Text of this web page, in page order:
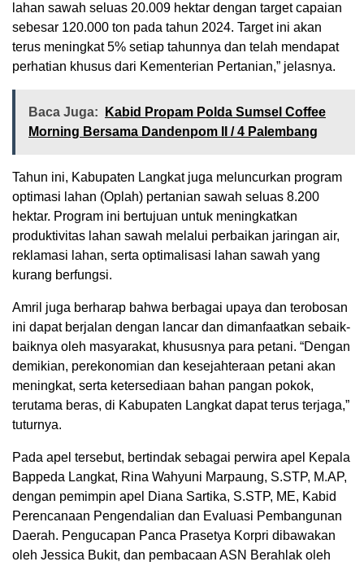
lahan sawah seluas 20.009 hektar dengan target capaian
sebesar 120.000 ton pada tahun 2024. Target ini akan
terus meningkat 5% setiap tahunnya dan telah mendapat
perhatian khusus dari Kementerian Pertanian,” jelasnya.
Baca Juga:
Kabid Propam Polda Sumsel Coffee
Morning Bersama Dandenpom II / 4 Palembang
Tahun ini, Kabupaten Langkat juga meluncurkan program
optimasi lahan (Oplah) pertanian sawah seluas 8.200
hektar. Program ini bertujuan untuk meningkatkan
produktivitas lahan sawah melalui perbaikan jaringan air,
reklamasi lahan, serta optimalisasi lahan sawah yang
kurang berfungsi.
Amril juga berharap bahwa berbagai upaya dan terobosan
ini dapat berjalan dengan lancar dan dimanfaatkan sebaik-
baiknya oleh masyarakat, khususnya para petani. “Dengan
demikian, perekonomian dan kesejahteraan petani akan
meningkat, serta ketersediaan bahan pangan pokok,
terutama beras, di Kabupaten Langkat dapat terus terjaga,”
tuturnya.
Pada apel tersebut, bertindak sebagai perwira apel Kepala
Bappeda Langkat, Rina Wahyuni Marpaung, S.STP, M.AP,
dengan pemimpin apel Diana Sartika, S.STP, ME, Kabid
Perencanaan Pengendalian dan Evaluasi Pembangunan
Daerah. Pengucapan Panca Prasetya Korpri dibawakan
oleh Jessica Bukit, dan pembacaan ASN Berahlak oleh